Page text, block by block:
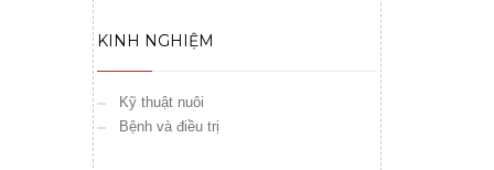
KINH NGHIỆM
Kỹ thuật nuôi
Bệnh và điều trị